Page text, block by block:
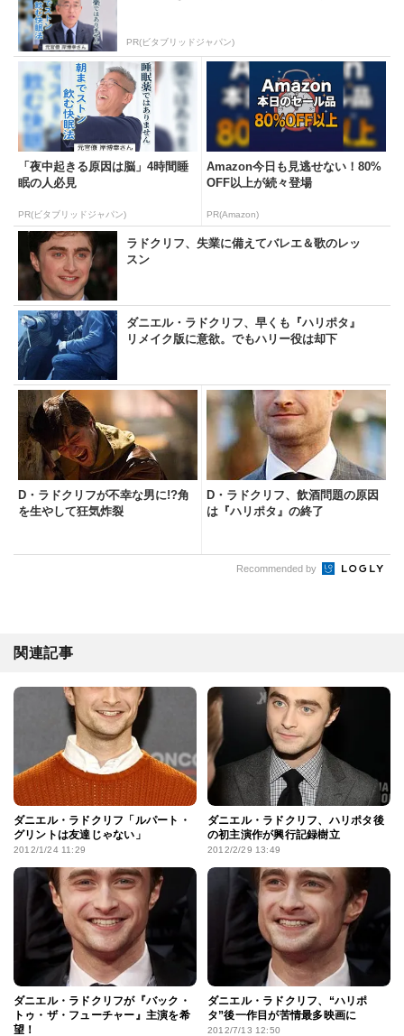
PR(ビタブリッドジャパン)
「夜中起きる原因は脳」4時間睡
眠の人必見
PR(ビタブリッドジャパン)
Amazon今日も見逃せない！80%
OFF以上が続々登場
PR(Amazon)
ラドクリフ、失業に備えてバレエ＆歌のレッ
スン
ダニエル・ラドクリフ、早くも『ハリポタ』
リメイク版に意欲。でもハリー役は却下
D・ラドクリフが不幸な男に!?角
を生やして狂気炸裂
D・ラドクリフ、飲酒問題の原因
は『ハリポタ』の終了
Recommended by
関連記事
ダニエル・ラドクリフ「ルパート・
グリントは友達じゃない」
2012/1/24 11:29
ダニエル・ラドクリフ、ハリポタ後
の初主演作が興行記録樹立
2012/2/29 13:49
ダニエル・ラドクリフが『バック・
トゥ・ザ・フューチャー』主演を希
望！
ダニエル・ラドクリフ、“ハリポ
タ”後一作目が苦情最多映画に
2012/7/13 12:50